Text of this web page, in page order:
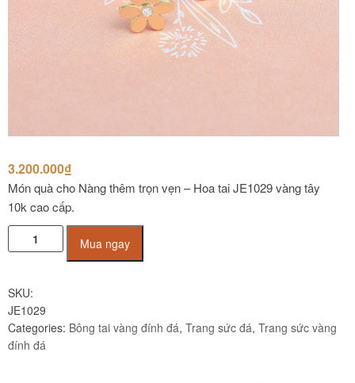
3.200.000₫
Món quà cho Nàng thêm trọn vẹn – Hoa tai JE1029 vàng tây
10k cao cấp.
tai
tây
đính
đá
Cz
Mua ngay
SKU:
JE1029
Categories: Bông tai vàng đính đá, Trang sức đá, Trang sức vàng
đính đá